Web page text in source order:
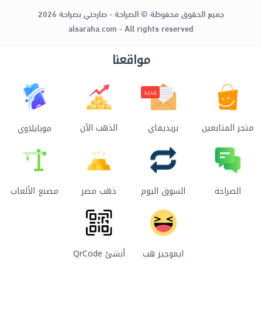
جميع الحقوق محفوظة © الصراحة - صارحني بصراحة 2026
alsaraha.com - All rights reserved